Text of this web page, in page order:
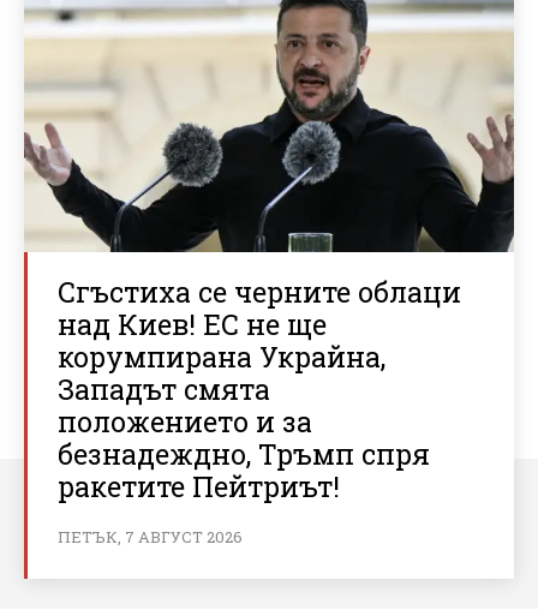
Сгъстиха се черните облаци
над Киев! ЕС не ще
корумпирана Украйна,
Западът смята
положението и за
безнадеждно, Тръмп спря
ракетите Пейтриът!
ПЕТЪК, 7 АВГУСТ 2026